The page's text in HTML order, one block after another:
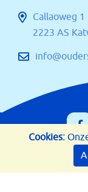
Cookies:
Callaoweg 1
2223 AS